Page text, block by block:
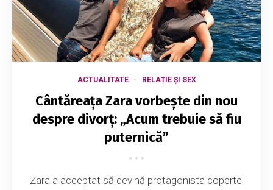
ACTUALITATE RELAȚIE ȘI SEX
Cântăreața Zara vorbește din nou
despre divorț: „Acum trebuie să fiu
puternică”
Zara a acceptat să devină protagonista copertei